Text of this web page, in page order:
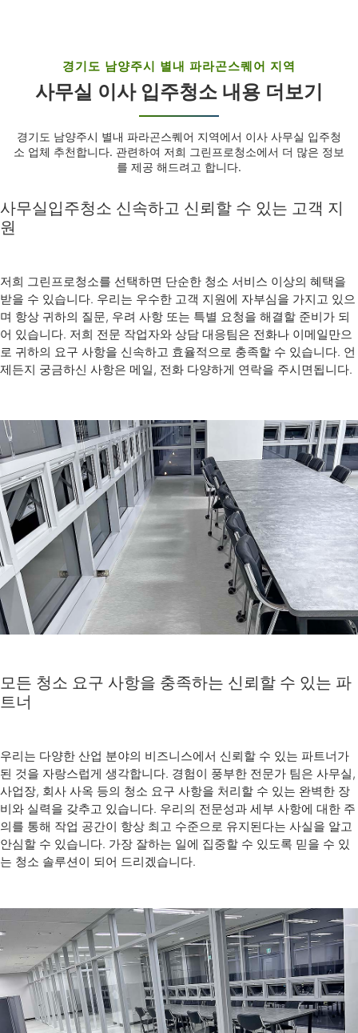
경기도 남양주시 별내 파라곤스퀘어 지역
사무실 이사 입주청소 내용 더보기
경기도 남양주시 별내 파라곤스퀘어 지역에서 이사 사무실 입주청
소 업체 추천합니다. 관련하여 저희 그린프로청소에서 더 많은 정보
를 제공 해드려고 합니다.
사무실입주청소 신속하고 신뢰할 수 있는 고객 지
원
저희 그린프로청소를 선택하면 단순한 청소 서비스 이상의 혜택을
받을 수 있습니다. 우리는 우수한 고객 지원에 자부심을 가지고 있으
며 항상 귀하의 질문, 우려 사항 또는 특별 요청을 해결할 준비가 되
어 있습니다. 저희 전문 작업자와 상담 대응팀은 전화나 이메일만으
로 귀하의 요구 사항을 신속하고 효율적으로 충족할 수 있습니다. 언
제든지 궁금하신 사항은 메일, 전화 다양하게 연락을 주시면됩니다.
모든 청소 요구 사항을 충족하는 신뢰할 수 있는 파
트너
우리는 다양한 산업 분야의 비즈니스에서 신뢰할 수 있는 파트너가
된 것을 자랑스럽게 생각합니다. 경험이 풍부한 전문가 팀은 사무실,
사업장, 회사 사옥 등의 청소 요구 사항을 처리할 수 있는 완벽한 장
비와 실력을 갖추고 있습니다. 우리의 전문성과 세부 사항에 대한 주
의를 통해 작업 공간이 항상 최고 수준으로 유지된다는 사실을 알고
안심할 수 있습니다. 가장 잘하는 일에 집중할 수 있도록 믿을 수 있
는 청소 솔루션이 되어 드리겠습니다.